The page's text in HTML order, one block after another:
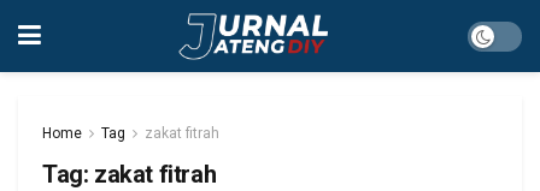
Home Tag zakat fitrah
Tag: zakat fitrah